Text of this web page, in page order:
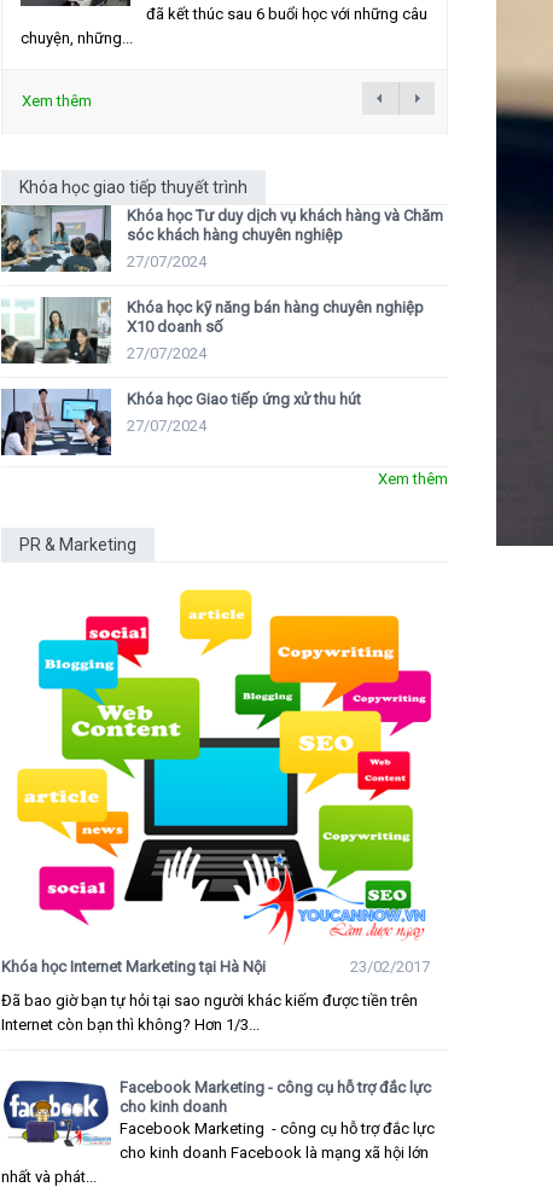
đã kết thúc sau 6 buổi học với những câu
chuyện, những...
Xem thêm
Khóa học giao tiếp thuyết trình
Khóa học Tư duy dịch vụ khách hàng và Chăm
sóc khách hàng chuyên nghiệp
27/07/2024
Khóa học kỹ năng bán hàng chuyên nghiệp
X10 doanh số
27/07/2024
Khóa học Giao tiếp ứng xử thu hút
27/07/2024
Xem thêm
PR & Marketing
Khóa học Internet Marketing tại Hà Nội
23/02/2017
Đã bao giờ bạn tự hỏi tại sao người khác kiếm được tiền trên
Internet còn bạn thì không? Hơn 1/3...
Facebook Marketing - công cụ hỗ trợ đắc lực
cho kinh doanh
Facebook Marketing - công cụ hỗ trợ đắc lực
cho kinh doanh Facebook là mạng xã hội lớn
nhất và phát...